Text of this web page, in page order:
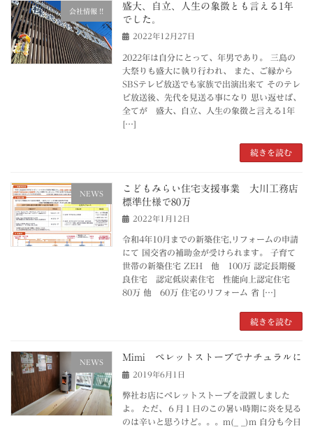
会社情報 !!
盛大、自立、人生の象徴とも言える1年
でした。
2022年12月27日
2022年は自分にとって、年男であり。 三島の
大祭りも盛大に執り行われ、 また、ご縁から
SBSテレビ放送でも家族で出演出来て そのテレ
ビ放送後、先代を見送る事になり 思い返せば、
全てが 盛大、自立、人生の象徴と言える1年
[…]
続きを読む
NEWS
こどもみらい住宅支援事業 大川工務店
標準仕様で80万
2022年1月12日
令和4年10月までの新築住宅,リフォームの申請
にて 国交省の補助金が受けられます。 子育て
世帯の新築住宅 ZEH 他 100万 認定長期優
良住宅 認定低炭素住宅 性能向上認定住宅
80万 他 60万 住宅のリフォーム 省 […]
続きを読む
NEWS Mimi ペレットストーブでナチュラルに
2019年6月1日
弊社お店にペレットストーブを設置しました
よ。 ただ、６月１日のこの暑い時期に炎を見る
のは辛いと思うけど。。。m(_ _)m 自分も今日